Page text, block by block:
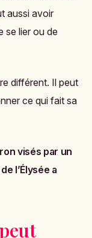
aussi avoir
se lier ou de
différent. Il peut
ce qui fait sa
visés par un
l’Élysée a